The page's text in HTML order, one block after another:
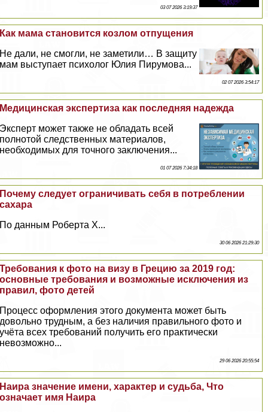
03 07 2026 3:19:37
Как мама становится козлом отпущения
Не дали, не смогли, не заметили… В защиту
мам выступает психолог Юлия Пирумова...
02 07 2026 3:54:17
Медицинская экспертиза как последняя надежда
Эксперт может также не обладать всей
полнотой следственных материалов,
необходимых для точного заключения...
01 07 2026 7:34:18
Почему следует ограничивать себя в потрeблении
сахара
По данным Роберта Х...
30 06 2026 21:29:30
Требования к фото на визу в Грецию за 2019 год:
основные требования и возможные исключения из
правил, фото детей
Процесс оформления этого документа может быть
довольно трудным, а без наличия правильного фото и
учёта всех требований получить его пpaктически
невозможно...
29 06 2026 20:55:54
Наира значение имени, хаpaктер и судьба, Что
означает имя Наира